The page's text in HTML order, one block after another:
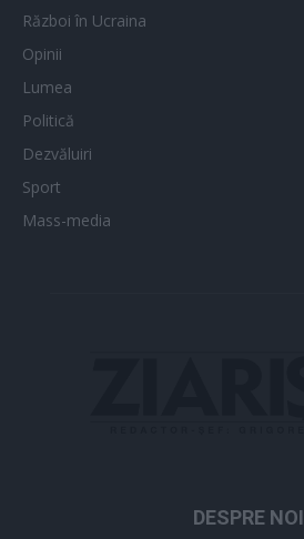
Război în Ucraina
Opinii
Lumea
Politică
Dezvăluiri
Sport
Mass-media
DESPRE NOI